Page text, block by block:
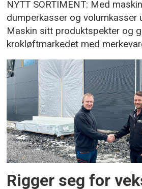
NYTT SORTIMENT: Med
dumperkasser og volumkasser
Maskin sitt produktspekter og
krokløftmarkedet med
Rigger seg for